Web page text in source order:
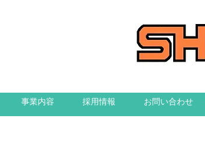
事業内容 採用情報 お問い合わせ